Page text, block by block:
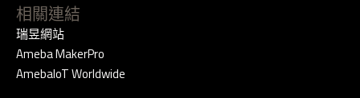
相關連結
瑞昱網站
Ameba MakerPro
AmebaIoT Worldwide